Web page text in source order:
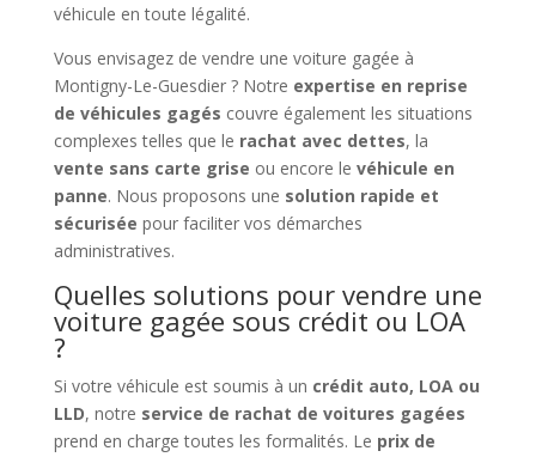
véhicule en toute légalité.
Vous envisagez de vendre une voiture gagée à
Montigny-Le-Guesdier ? Notre expertise en reprise
de véhicules gagés couvre également les situations
complexes telles que le rachat avec dettes, la
vente sans carte grise ou encore le véhicule en
panne. Nous proposons une solution rapide et
sécurisée pour faciliter vos démarches
administratives.
Quelles solutions pour vendre une
voiture gagée sous crédit ou LOA
?
Si votre véhicule est soumis à un crédit auto, LOA ou
LLD, notre service de rachat de voitures gagées
prend en charge toutes les formalités. Le prix de